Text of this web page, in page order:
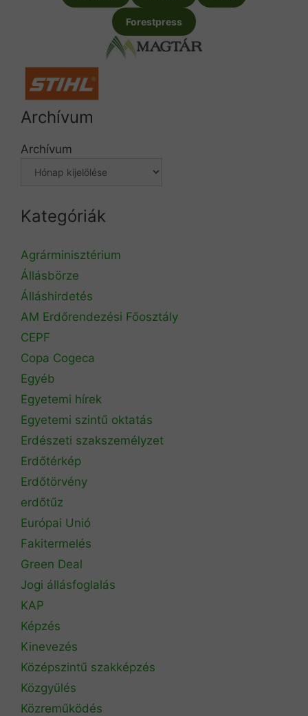
Forestpress
Archívum
Archívum
Kategóriák
Agrárminisztérium
Állásbörze
Álláshirdetés
AM Erdőrendezési Főosztály
CEPF
Copa Cogeca
Egyéb
Egyetemi hírek
Egyetemi szintű oktatás
Erdészeti szakszemélyzet
Erdőtérkép
Erdőtörvény
erdőtűz
Európai Unió
Fakitermelés
Green Deal
Jogi állásfoglalás
KAP
Képzés
Kinevezés
Középszintű szakképzés
Közgyűlés
Közreműködés